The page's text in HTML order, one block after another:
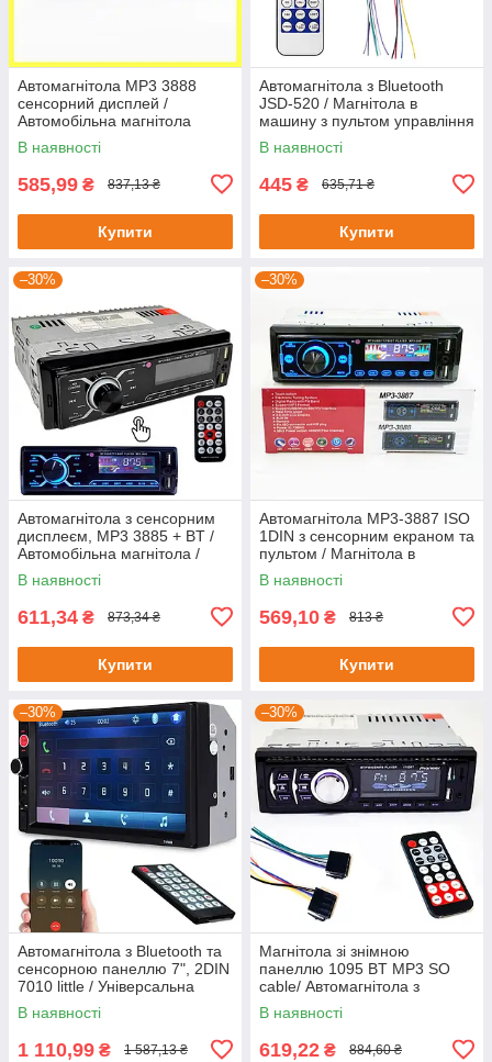
Автомагнітола MP3 3888
сенсорний дисплей /
Автомобільна магнітола
В наявності
585,99 ₴ 837,13 ₴
Купити
Автомагнітола з Bluetooth
JSD-520 / Магнітола в
машину з пультом управління
/ Магнітофон в авто
В наявності
445 ₴ 635,71 ₴
Купити
–30%
Автомагнітола з сенсорним
дисплеєм, MP3 3885 + BT /
Автомобільна магнітола /
Магнітола в машину
В наявності
611,34 ₴ 873,34 ₴
Купити
–30%
Автомагнітола MP3-3887 ISO
1DIN з сенсорним екраном та
пультом / Магнітола в
машину / Магнітофон в авто
В наявності
569,10 ₴ 813 ₴
Купити
–30%
Автомагнітола з Bluetooth та
сенсорною панеллю 7", 2DIN
7010 little / Універсальна
магнітола в машину
В наявності
1 110,99 ₴ 1 587,13 ₴
–30%
Магнітола зі знімною
панеллю 1095 BT MP3 SO
cable/ Автомагнітола з
пультом керування
В наявності
619,22 ₴ 884,60 ₴